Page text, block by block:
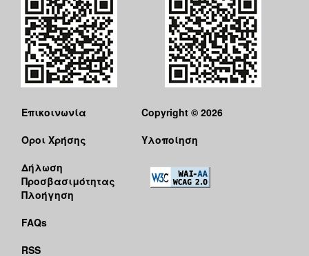
Επικοινωνία
Όροι Χρήσης
Δήλωση
Προσβασιμότητας
Πλοήγηση
FAQs
RSS
Copyright © 2026
Υλοποίηση